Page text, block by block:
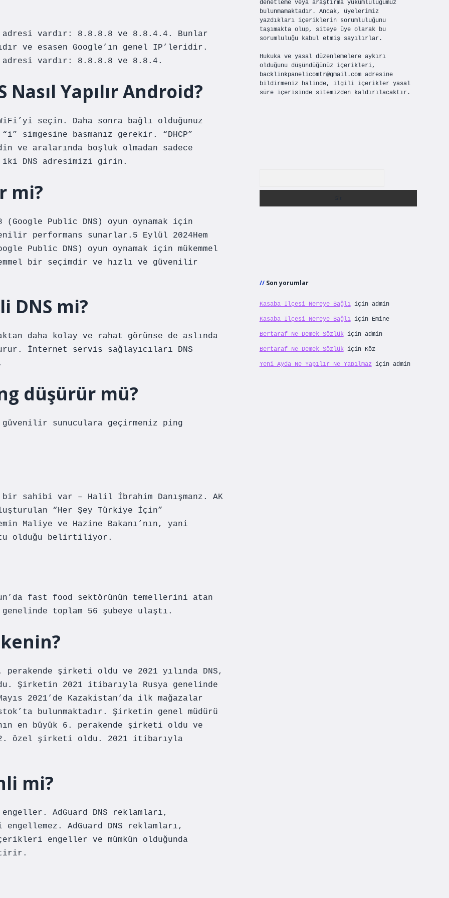
adresi vardır: 8.8.8.8 ve 8.8.4.4. Bunlar
ve esasen Google’ın genel IP’leridir.
adresi vardır: 8.8.8.8 ve 8.8.4.
Nasıl Yapılır Android?
seçin. Daha sonra bağlı olduğunuz
simgesine basmanız gerekir. “DHCP”
ve aralarında boşluk olmadan sadece
DNS adresimizi girin.
mi?
Public DNS) oyun oynamak için
performans sunarlar.5 Eylül 2024Hem
Public DNS) oyun oynamak için mükemmel
bir seçimdir ve hızlı ve güvenilir
DNS mi?
daha kolay ve rahat görünse de aslında
İnternet servis sağlayıcıları DNS
düşürür mü?
güvenilir sunuculara geçirmeniz ping
sahibi var – Halil İbrahim Danışmanz. AK
“Her Şey Türkiye İçin”
Maliye ve Hazine Bakanı’nın, yani
olduğu belirtiliyor.
fast food sektörünün temellerini atan
toplam 56 şubeye ulaştı.
perakende şirketi oldu ve 2021 yılında DNS,
Şirketin 2021 itibarıyla Rusya genelinde
2021’de Kazakistan’da ilk mağazalar
bulunmaktadır. Şirketin genel müdürü
en büyük 6. perakende şirketi oldu ve
22. özel şirketi oldu. 2021 itibarıyla
mi?
AdGuard DNS reklamları,
AdGuard DNS reklamları,
engeller ve mümkün olduğunda
denetleme veya araştırma yükümlülüğümüz
bulunmamaktadır. Ancak, üyelerimiz
yazdıkları içeriklerin sorumluluğunu
taşımakta olup, siteye üye olarak bu
sorumluluğu kabul etmiş sayılırlar.
Hukuka ve yasal düzenlemelere aykırı
olduğunu düşündüğünüz içerikleri,
backlinkpanelicomtr@gmail.comadresine
bildirmeniz halinde, ilgili içerikler yasal
süre içerisinde sitemizden kaldırılacaktır.
Son yorumlar
Kasaba Ilçesi Nereye Bağlıiçin admin
Kasaba Ilçesi Nereye Bağlıiçin Emine
Bertaraf Ne Demek Sözlükiçin admin
Bertaraf Ne Demek Sözlükiçin Köz
Yeni Ayda Ne Yapılır Ne Yapılmaziçin admin